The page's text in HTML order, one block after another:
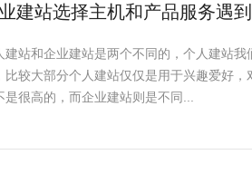
建站选择主机和产品服务遇
建站和企业建站是两个不同的，个人建站我
比较大部分个人建站仅仅是用于兴趣爱好
是很高的，而企业建站则是不同...